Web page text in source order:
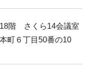
階 さくら14会議室
町６丁目50番の10